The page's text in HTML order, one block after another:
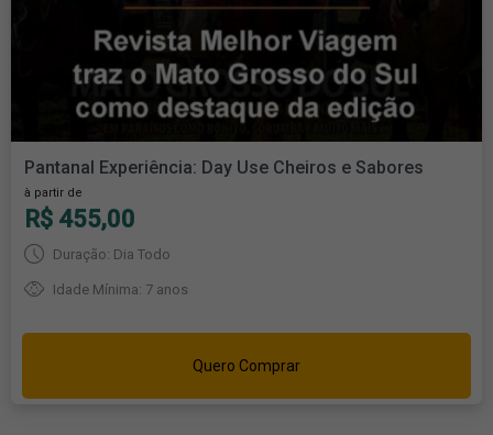
Pantanal Experiência: Day Use Cheiros e Sabores
à partir de
R$ 455,00
Duração: Dia Todo
Idade Mínima: 7 anos
Quero Comprar